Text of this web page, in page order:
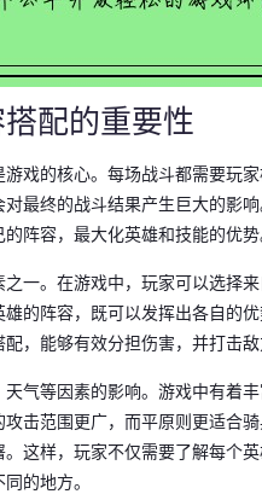
配的重要性
戏的核心。每场战斗都需要玩
最终的战斗结果产生巨大的影
阵容，最大化英雄和技能的优势
一。在游戏中，玩家可以选择
的阵容，既可以发挥出各自的
，能够有效分担伤害，并打击敌
气等因素的影响。游戏中有着
击范围更广，而平原则更适合
这样，玩家不仅需要了解每个
的地方。